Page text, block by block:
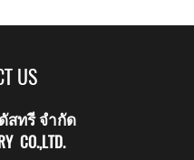
US
สทรี จำกัด
CO.,LTD.